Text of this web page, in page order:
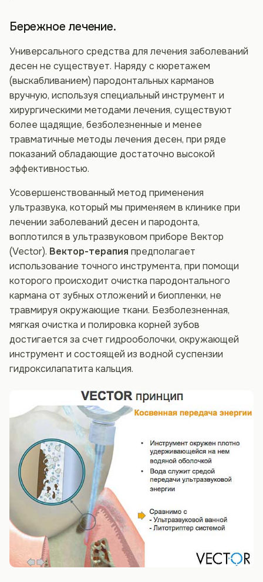
Бережное лечение.
Универсального средства для лечения заболеваний
десен не существует. Наряду с кюретажем
(выскабливанием) пародонтальных карманов
вручную, используя специальный инструмент и
хирургическими методами лечения, существуют
более щадящие, безболезненные и менее
травматичные методы лечения десен, при ряде
показаний обладающие достаточно высокой
эффективностью.
Усовершенствованный метод применения
ультразвука, который мы применяем в клинике при
лечении заболеваний десен и пародонта,
воплотился в ультразвуковом приборе Вектор
(Vector). Вектор-терапия предполагает
использование точного инструмента, при помощи
которого происходит очистка пародонтального
кармана от зубных отложений и биопленки, не
травмируя окружающие ткани. Безболезненная,
мягкая очистка и полировка корней зубов
достигается за счет гидрооболочки, окружающей
инструмент и состоящей из водной суспензии
гидроксилапатита кальция.